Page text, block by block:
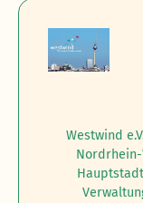
Westwind